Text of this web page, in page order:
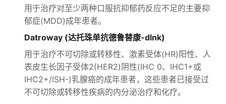
用于治疗对至少两种口服抗抑郁药反应不足的主要抑
郁症(MDD)成年患者。
Datroway (达托珠单抗德鲁替康-dlnk)
用于治疗不可切除或转移性、激素受体(HR)阳性、人
表皮生长因子受体2(HER2)阴性(IHC 0、IHC1+或
IHC2+/ISH-)乳腺癌的成年患者，这些患者已接受过
不可切除或转移性疾病的内分泌治疗和化疗。